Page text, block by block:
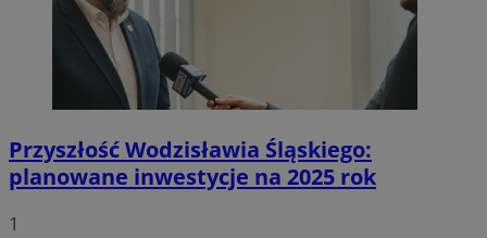
Przyszłość Wodzisławia Śląskiego:
planowane inwestycje na 2025 rok
1